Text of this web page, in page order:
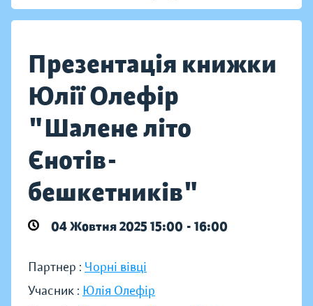
Презентація книжки
Юлії Олефір
"Шалене літо
Єнотів-
бешкетників"
04 Жовтня 2025 15:00 - 16:00
Партнер : Чорні вівці
Учасник : Юлія Олефір